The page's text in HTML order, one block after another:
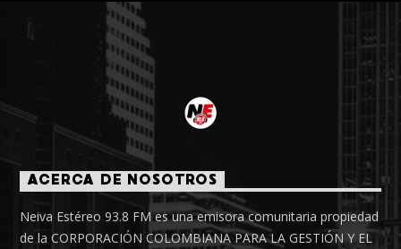
ACERCA DE NOSOTROS
Neiva Estéreo 93.8 FM es una emisora comunitaria propiedad
de la CORPORACIÓN COLOMBIANA PARA LA GESTIÓN Y EL